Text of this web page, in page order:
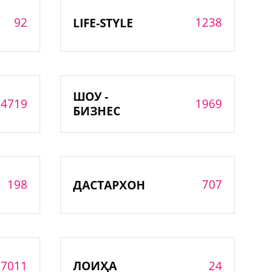
92 LIFE-STYLE 1238
4719
ШОУ -
БИЗНЕС
1969
198 ДАСТАРХОН 707
7011 ЛОИҲА 24